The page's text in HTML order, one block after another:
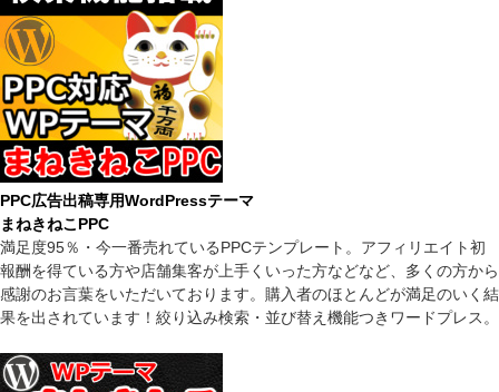
PPC広告出稿専用WordPressテーマ
まねきねこPPC
満足度95％・今一番売れているPPCテンプレート。アフィリエイト初
報酬を得ている方や店舗集客が上手くいった方などなど、多くの方から
感謝のお言葉をいただいております。購入者のほとんどが満足のいく結
果を出されています！絞り込み検索・並び替え機能つきワードプレス。